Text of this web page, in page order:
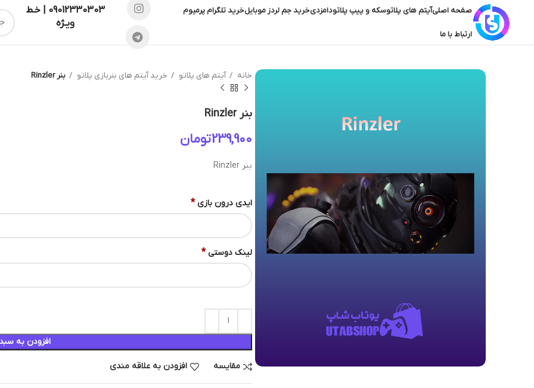
صفحه اصلیآیتم های پلاتوسکه و پیپ پلاتودامزدیخرید جم لردز موبایلخرید تلگرام پرمیوم
ارتباط با ما
09012330303 | خـط
ویـژه
خانه آیتم های پلاتو خرید آیتم های بنربازی پلاتو بنر Rinzler
بنر Rinzler
تومان
بنر Rinzler
ایدی درون بازی *
لینک دوستی *
افزودن به
مقایسه افزودن به علاقه مندی